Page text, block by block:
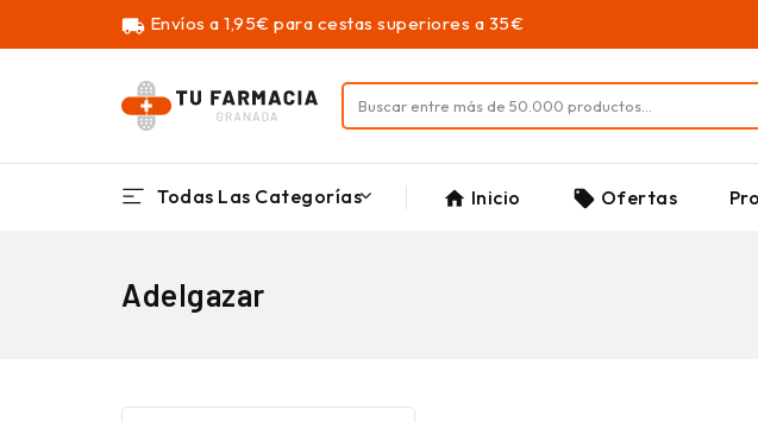
local_shipping Envíos a 1,95€ para cestas superiores a 35€
Todas Las Categorías home Inicio local_offer Ofertas
Adelgazar